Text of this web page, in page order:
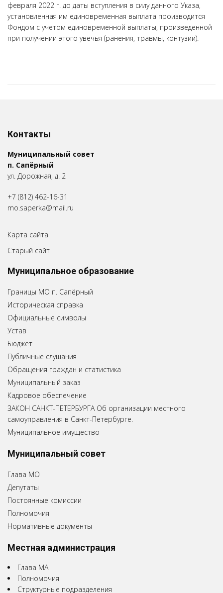
февраля 2022 г. до даты вступления в силу данного Указа,
установленная им единовременная выплата производится
Фондом с учетом единовременной выплаты, произведенной
при получении этого увечья (ранения, травмы, контузии).
Контакты
Муниципальный совет
п. Сапёрный
ул. Дорожная, д. 2
+7 (812) 462-16-31
mo.saperka@mail.ru
Карта сайта
Старый сайт
Муниципальное образование
Границы МО п. Сапёрный
Историческая справка
Официальные символы
Устав
Бюджет
Публичные слушания
Обращения граждан и статистика
Муниципальный заказ
Кадровое обеспечение
ЗАКОН САНКТ-ПЕТЕРБУРГА Об организации местного
самоуправления в Санкт-Петербурге.
Муниципальное имущество
Муниципальный совет
Глава МО
Депутаты
Постоянные комиссии
Полномочия
Нормативные документы
Местная администрация
Глава МА
Полномочия
Структурные подразделения